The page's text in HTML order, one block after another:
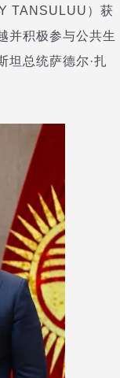
TANSULUU）获
并积极参与公共生
坦总统萨德尔·扎